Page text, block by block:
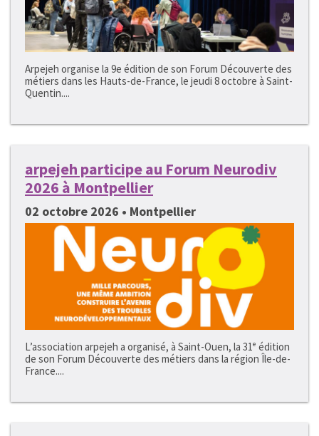
Arpejeh organise la 9e édition de son Forum Découverte des
métiers dans les Hauts-de-France, le jeudi 8 octobre à Saint-
Quentin....
arpejeh participe au Forum Neurodiv
2026 à Montpellier
02 octobre 2026 • Montpellier
L’association arpejeh a organisé, à Saint-Ouen, la 31ᵉ édition
de son Forum Découverte des métiers dans la région Île-de-
France....